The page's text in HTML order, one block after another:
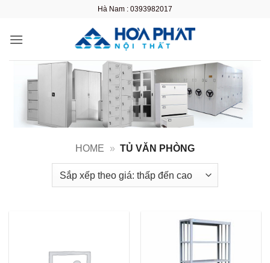
nội
Hà Nam : 0393982017
HOME » TỦ VĂN PHÒNG